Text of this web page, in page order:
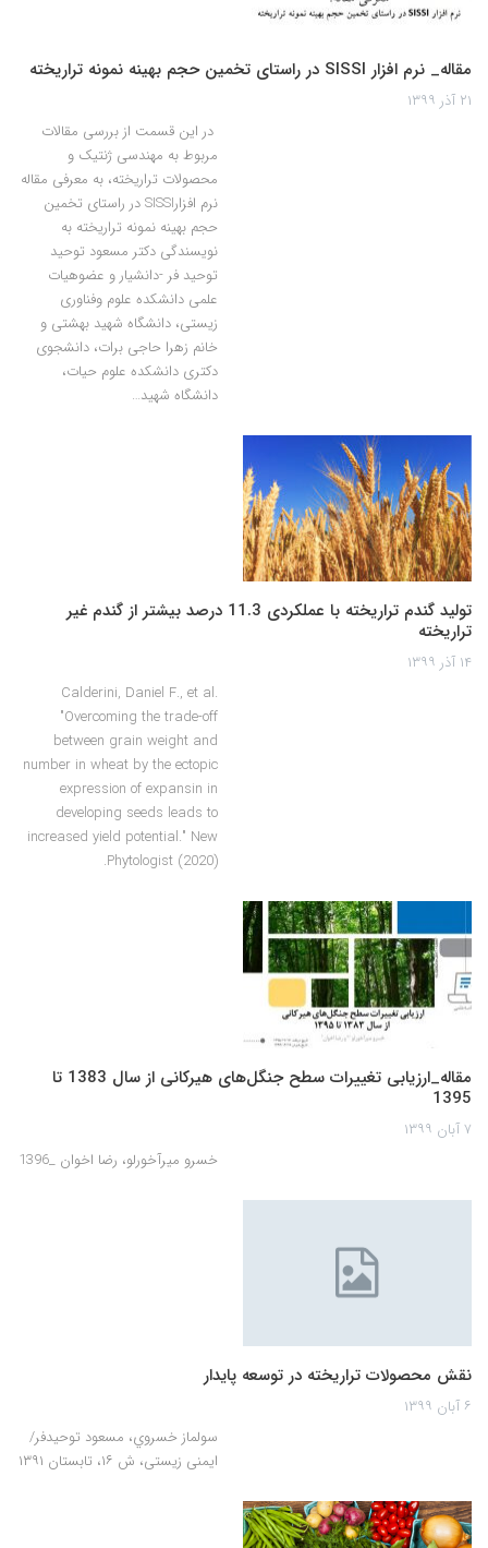
مقاله_ نرم افزار SISSI در راستای تخمین حجم بهینه نمونه تراریخته
۲۱ آذر ۱۳۹۹
در این قسمت از بررسی مقالات
مربوط به مهندسی ژنتیک و
محصولات تراریخته، به معرفی مقاله
نرم افزارSISSI در راستای تخمین
حجم بهینه نمونه تراریخته به
نویسندگی دکتر مسعود توحید
توحید فر -دانشیار و عضوهیات
علمی دانشکده علوم وفناوری
زیستی، دانشگاه شهید بهشتی و
خانم زهرا حاجی برات، دانشجوی
دکتری دانشکده علوم حیات،
دانشگاه شهید…
تولید گندم تراریخته با عملکردی 11.3 درصد بیشتر از گندم غیر
تراریخته
۱۴ آذر ۱۳۹۹
Calderini, Daniel F., et al.
"Overcoming the trade‐off
between grain weight and
number in wheat by the ectopic
expression of expansin in
developing seeds leads to
increased yield potential." New
Phytologist (2020).
مقاله_ارزیابی تغییرات سطح جنگل‌های هیرکانی از سال 1383 تا
1395
۷ آبان ۱۳۹۹
خسرو میرآخورلو، رضا اخوان _1396
نقش محصولات تراریخته در توسعه پایدار
۶ آبان ۱۳۹۹
سولماز خسروي، مسعود توحيدفر/
ایمنی زیستی، ش ۱۶، تابستان ۱۳۹۱